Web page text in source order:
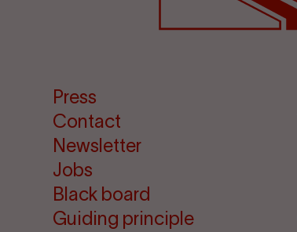
Press
Contact
Newsletter
Jobs
Black board
Guiding principle